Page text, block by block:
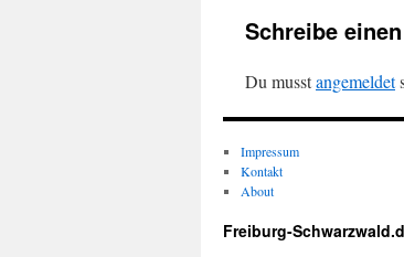
Schreibe
Du musstangemeldet
Impressum
Kontakt
About
Freiburg-